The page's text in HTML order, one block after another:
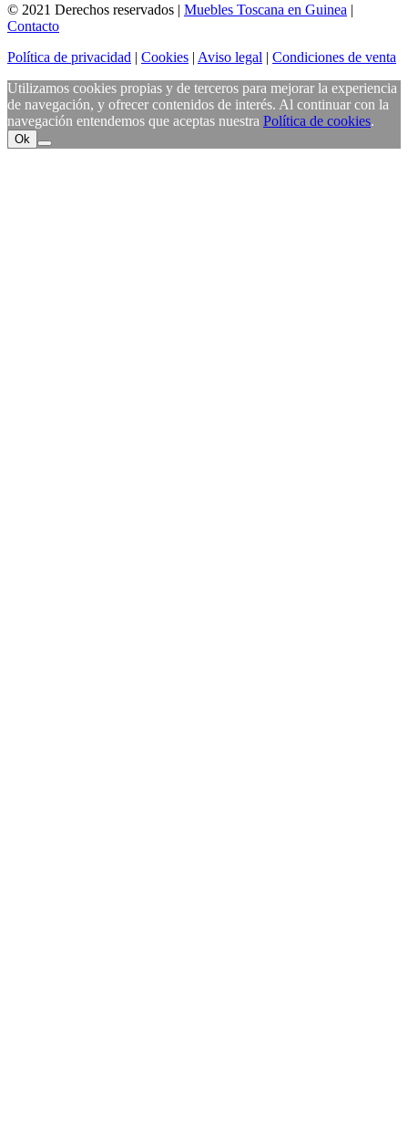
© 2021 Derechos reservados | Muebles Toscana en Guinea |
Contacto
Política de privacidad | Cookies | Aviso legal | Condiciones de venta
Utilizamos cookies propias y de terceros para mejorar la experiencia
de navegación, y ofrecer contenidos de interés. Al continuar con la
navegación entendemos que aceptas nuestra Política de cookies.
Ok